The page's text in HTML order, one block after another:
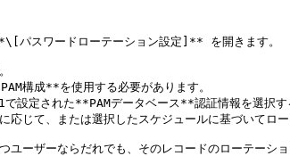
パスワードローテーション設定]** を開きます。
構成**を使用する必要があります。
定された**PAMデータベース**認証情報を選択す
じて、または選択したスケジュールに基づいてロー
ザーならだれでも、そのレコードのローテーショ